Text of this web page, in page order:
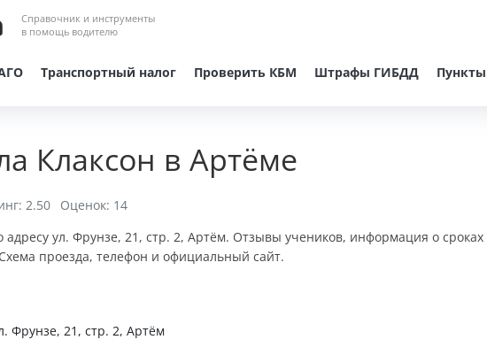
Справочник и инструменты
в помощь водителю
Транспортный налог Проверить КБМ Штрафы ГИБДД
Клаксон в Артёме
2.50 Оценок: 14
адресу ул. Фрунзе, 21, стр. 2, Артём. Отзывы учеников, информация о сроках
проезда, телефон и официальный сайт.
Фрунзе, 21, стр. 2, Артём